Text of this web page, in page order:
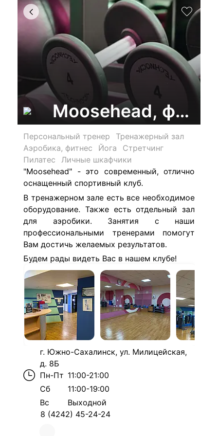
Moosehead,
Персональный тренер
Тренажерный зал
Аэробика, фитнес
Йога
Стретчинг
Пилатес
Личные шкафчики
"Moosehead" - это современный, отлично
оснащенный спортивный клуб.
В тренажерном зале есть все необходимое
оборудование. Также есть отдельный зал
для аэробики. Занятия с наши
профессиональными тренерами помогут
Вам достичь желаемых результатов.
Будем рады видеть Вас в нашем клубе!
г. Южно-Сахалинск, ул. Милицейская,
д. 8Б
Пн-Пт 11:00-21:00
Сб
11:00-19:00
Вс
Выходной
8 (4242) 45-24-24